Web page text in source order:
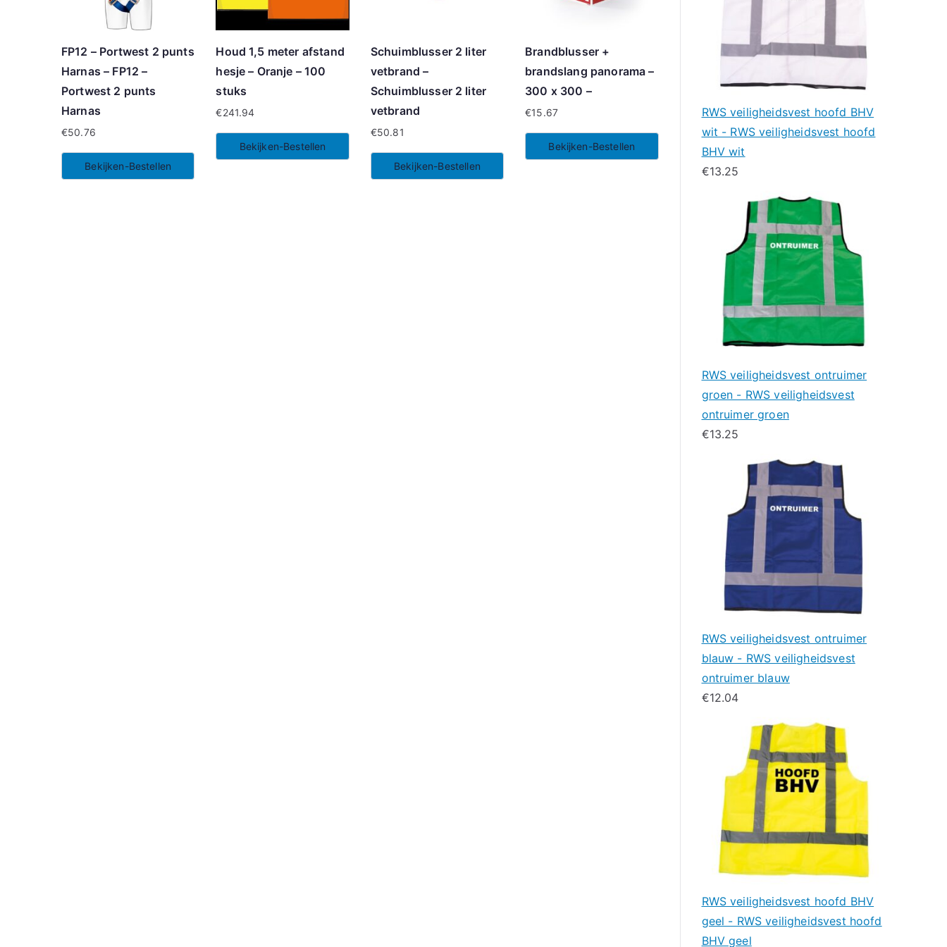
FP12 – Portwest 2 punts
Harnas – FP12 –
Portwest 2 punts
Harnas
€50.76
Bekijken-Bestellen
Houd 1,5 meter afstand
hesje – Oranje – 100
stuks
€241.94
Bekijken-Bestellen
Schuimblusser 2 liter
vetbrand –
Schuimblusser 2 liter
vetbrand
€50.81
Bekijken-Bestellen
Brandblusser +
brandslang panorama –
300 x 300 –
€15.67
Bekijken-Bestellen
RWS veiligheidsvest hoofd BHV
wit - RWS veiligheidsvest hoofd
BHV wit
€13.25
RWS veiligheidsvest ontruimer
groen - RWS veiligheidsvest
ontruimer groen
€13.25
RWS veiligheidsvest ontruimer
blauw - RWS veiligheidsvest
ontruimer blauw
€12.04
RWS veiligheidsvest hoofd BHV
geel - RWS veiligheidsvest hoofd
BHV geel